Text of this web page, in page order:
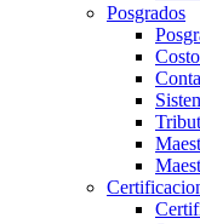
Posgrados